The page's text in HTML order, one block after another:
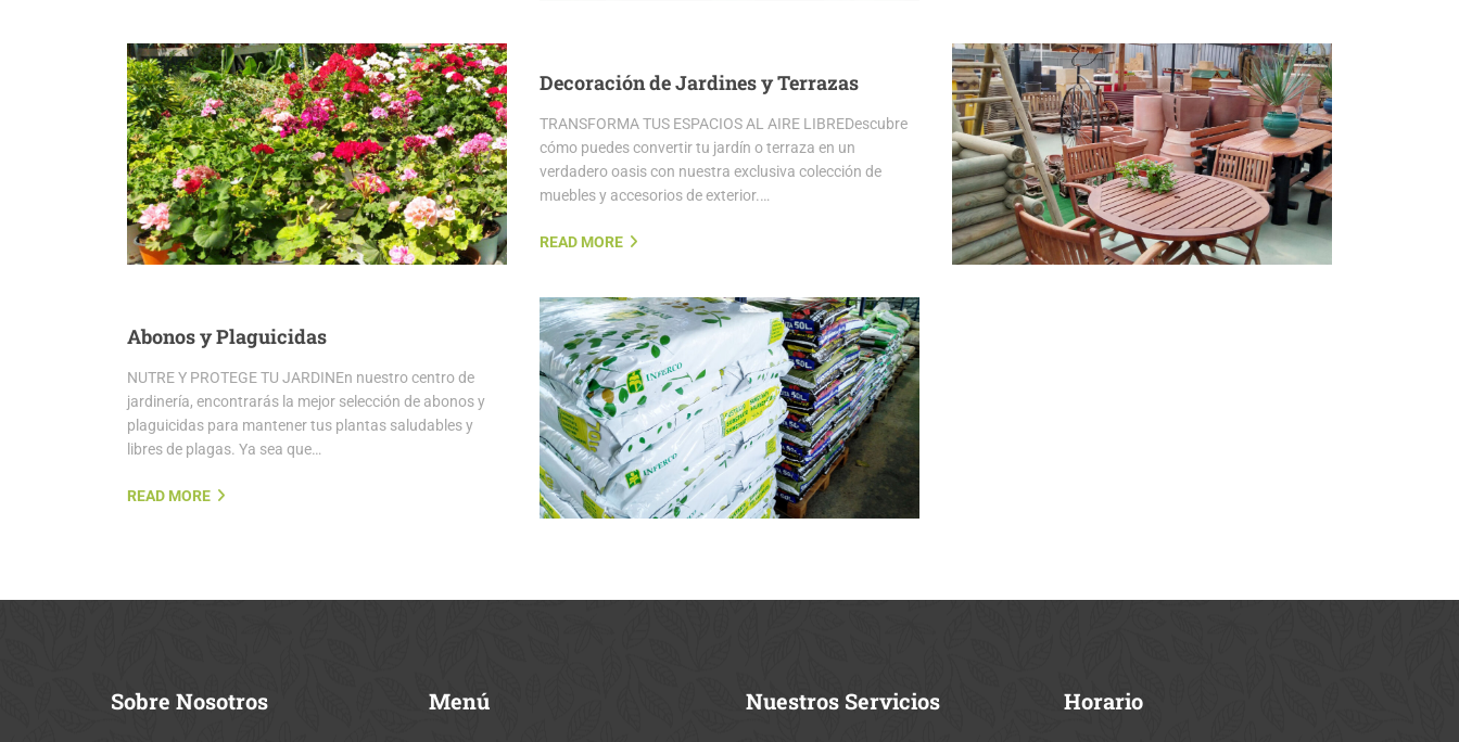
Decoración de Jardines y Terrazas
TRANSFORMA TUS ESPACIOS AL AIRE LIBREDescubre
cómo puedes convertir tu jardín o terraza en un
verdadero oasis con nuestra exclusiva colección de
muebles y accesorios de exterior.…
READ MORE
Abonos y Plaguicidas
NUTRE Y PROTEGE TU JARDINEn nuestro centro de
jardinería, encontrarás la mejor selección de abonos y
plaguicidas para mantener tus plantas saludables y
libres de plagas. Ya sea que…
READ MORE
Sobre Nosotros Menú Nuestros Servicios Horario